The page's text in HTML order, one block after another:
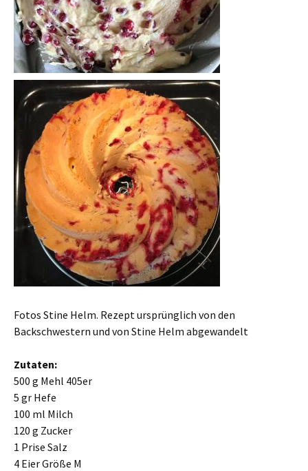
Fotos Stine Helm. Rezept ursprünglich von den
Backschwestern und von Stine Helm abgewandelt
Zutaten:
500 g Mehl 405er
5 gr Hefe
100 ml Milch
120 g Zucker
1 Prise Salz
4 Eier Größe M